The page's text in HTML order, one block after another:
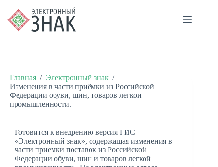
Главная / Электронный знак /
Изменения в части приёмки из Российской
Федерации обуви, шин, товаров лёгкой
промышленности.
Готовится к внедрению версия ГИС
«Электронный знак», содержащая изменения в
части приемки поставок из Российской
Федерации обуви, шин и товаров легкой